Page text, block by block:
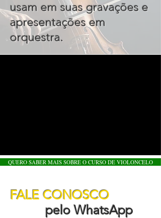
usam em suas gravações e
apresentações em
orquestra.
QUERO SABER MAIS SOBRE O CURSO DE VIOLONCELO
FALE CONOSCO
pelo WhatsApp